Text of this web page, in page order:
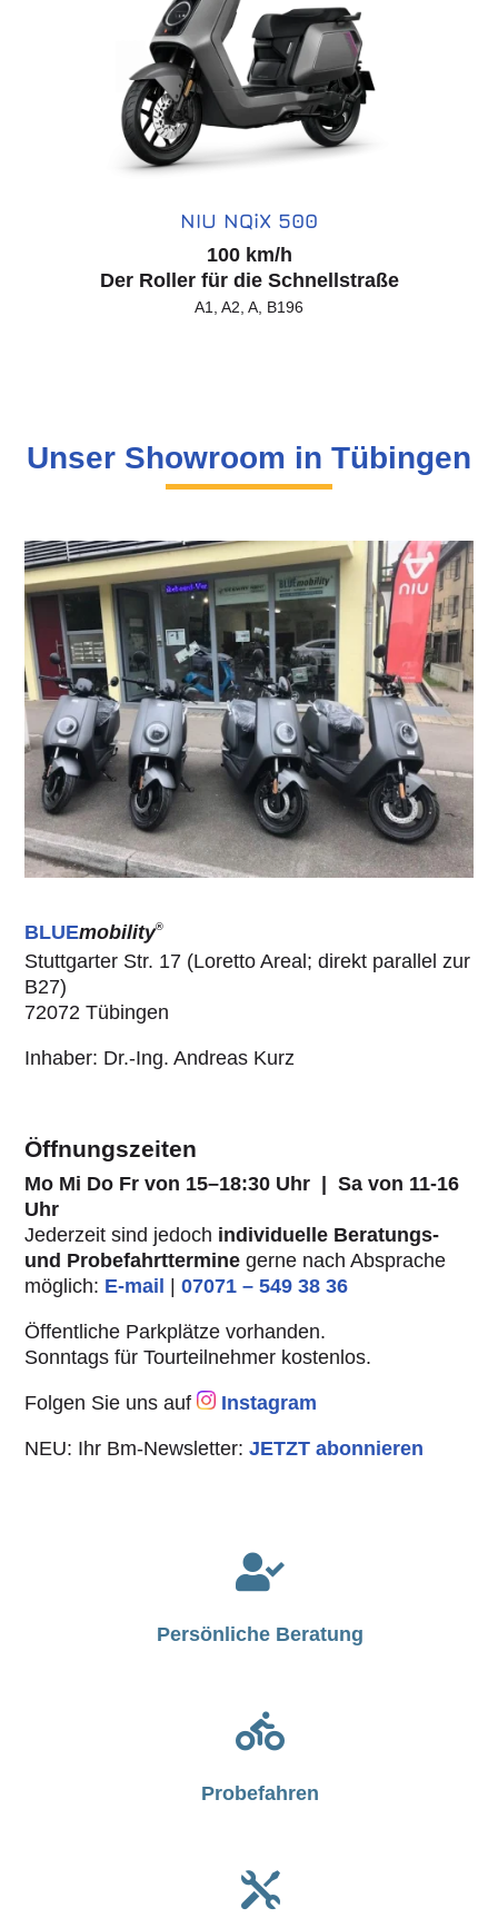
NIU NQiX 500
100 km/h
Der Roller für die Schnellstraße
A1, A2, A, B196
Unser Showroom in Tübingen
BLUEmobility®
Stuttgarter Str. 17 (Loretto Areal; direkt parallel zur
B27)
72072 Tübingen
Inhaber: Dr.-Ing. Andreas Kurz
Öffnungszeiten
Mo Mi Do Fr von 15–18:30 Uhr | Sa von 11-16
Uhr
Jederzeit sind jedoch individuelle Beratungs-
und Probefahrttermine gerne nach Absprache
möglich: E-mail |07071 – 549 38 36
Öffentliche Parkplätze vorhanden.
Sonntags für Tourteilnehmer kostenlos.
Folgen Sie uns auf Instagram
NEU: Ihr Bm-Newsletter:JETZT abonnieren

Persönliche Beratung

Probefahren
